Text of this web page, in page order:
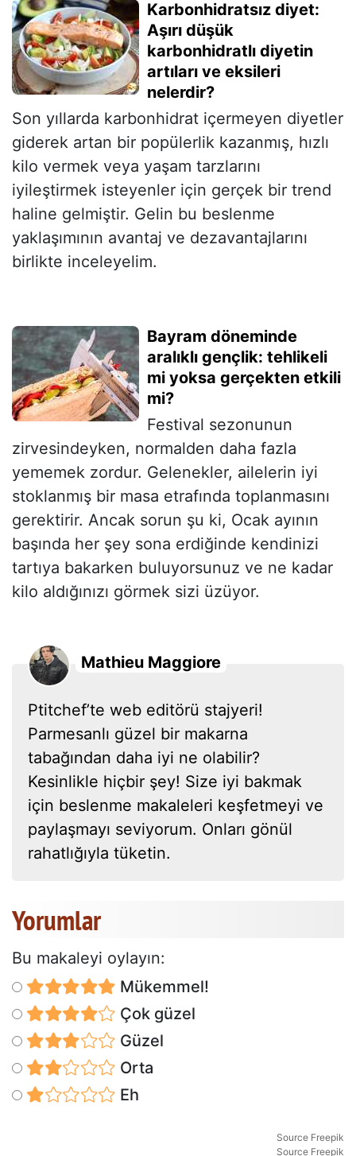
Karbonhidratsız diyet:
Aşırı düşük
karbonhidratlı diyetin
artıları ve eksileri
nelerdir?
Son yıllarda karbonhidrat içermeyen diyetler
giderek artan bir popülerlik kazanmış, hızlı
kilo vermek veya yaşam tarzlarını
iyileştirmek isteyenler için gerçek bir trend
haline gelmiştir. Gelin bu beslenme
yaklaşımının avantaj ve dezavantajlarını
birlikte inceleyelim.
Bayram döneminde
aralıklı gençlik: tehlikeli
mi yoksa gerçekten etkili
mi?
Festival sezonunun
zirvesindeyken, normalden daha fazla
yememek zordur. Gelenekler, ailelerin iyi
stoklanmış bir masa etrafında toplanmasını
gerektirir. Ancak sorun şu ki, Ocak ayının
başında her şey sona erdiğinde kendinizi
tartıya bakarken buluyorsunuz ve ne kadar
kilo aldığınızı görmek sizi üzüyor.
Mathieu Maggiore
Ptitchef’te web editörü stajyeri!
Parmesanlı güzel bir makarna
tabağından daha iyi ne olabilir?
Kesinlikle hiçbir şey! Size iyi bakmak
için beslenme makaleleri keşfetmeyi ve
paylaşmayı seviyorum. Onları gönül
rahatlığıyla tüketin.
Yorumlar
Bu makaleyi oylayın:
Mükemmel!
Çok güzel
Güzel
Orta
Eh
Source Freepik
Source Freepik